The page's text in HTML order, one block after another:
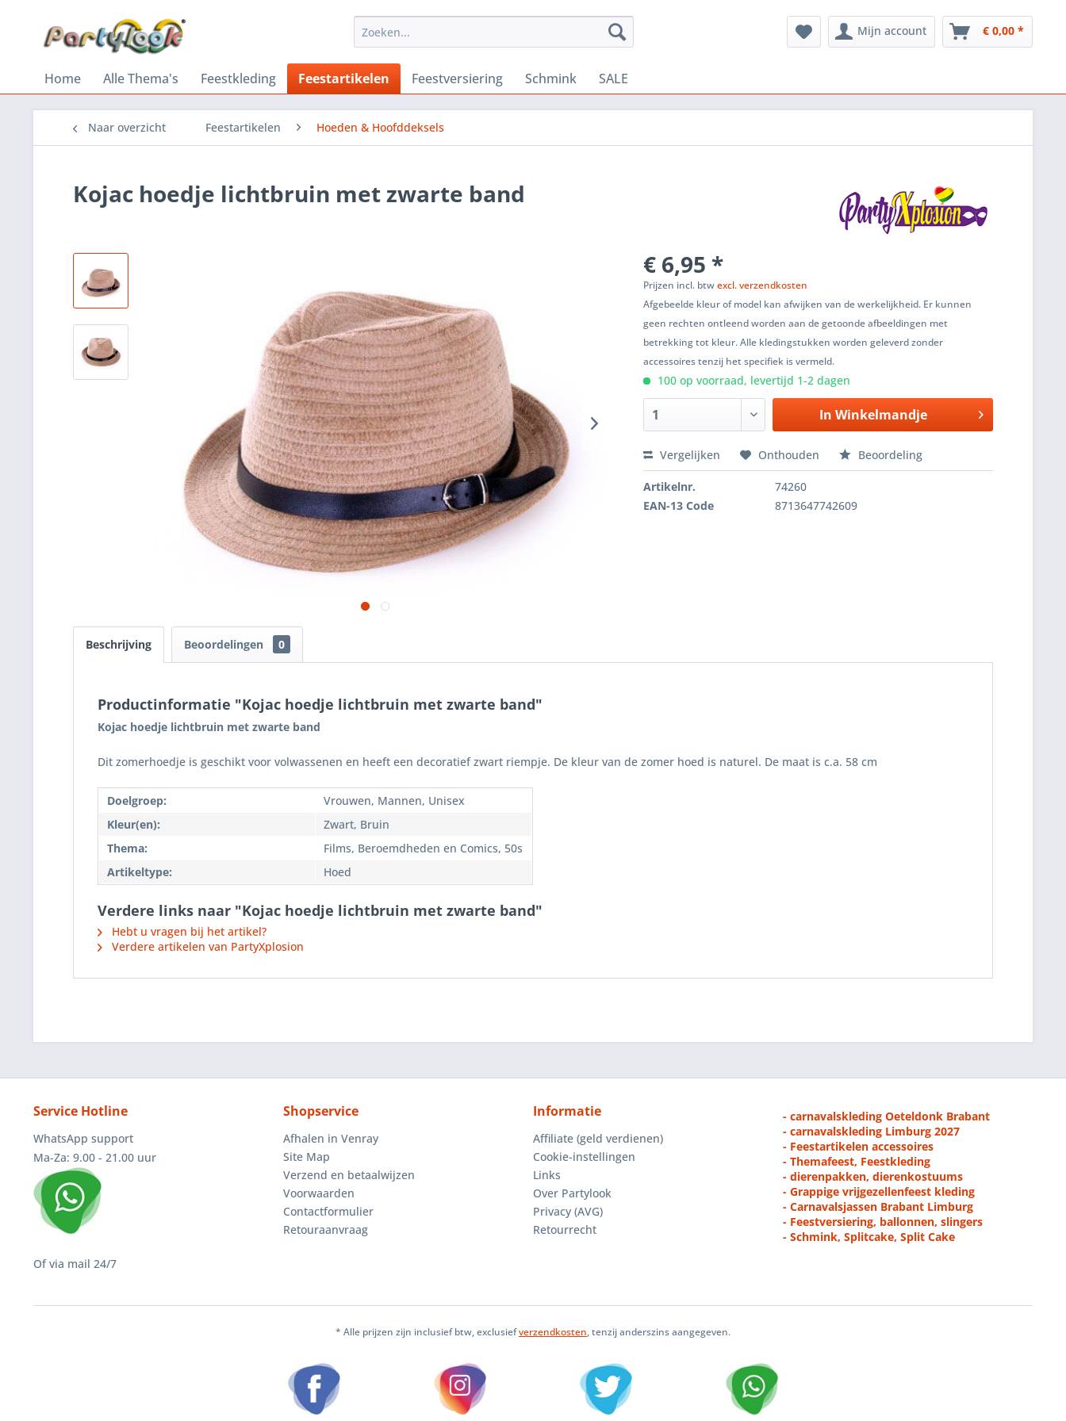
Mijn account € 0,00 *
Home Alle Thema's Feestkleding Feestartikelen Feestversiering Schmink SALE
Naar overzicht Feestartikelen Hoeden & Hoofddeksels
Kojac hoedje lichtbruin met zwarte band
€ 6,95 *
Prijzen incl. btwexcl. verzendkosten
Afgebeelde kleur of model kan afwijken van de werkelijkheid. Er kunnen
geen rechten ontleend worden aan de getoonde afbeeldingen met
betrekking tot kleur. Alle kledingstukken worden geleverd zonder
accessoires tenzij het specifiek is vermeld.
100 op voorraad, levertijd 1-2 dagen
In Winkelmandje
Vergelijken Onthouden Beoordeling
Artikelnr.
74260
EAN-13 Code
8713647742609
Beschrijving Beoordelingen 0
Productinformatie "Kojac hoedje lichtbruin met zwarte band"
Kojac hoedje lichtbruin met zwarte band
Dit zomerhoedje is geschikt voor volwassenen en heeft een decoratief zwart riempje. De kleur van de zomer hoed is naturel. De maat is c.a. 58 cm
Doelgroep:
Vrouwen, Mannen, Unisex
Kleur(en):
Zwart, Bruin
Thema:
Films, Beroemdheden en Comics, 50s
Artikeltype:
Hoed
Verdere links naar "Kojac hoedje lichtbruin met zwarte band"
Hebt u vragen bij het artikel?
Verdere artikelen van PartyXplosion
Service Hotline
WhatsApp support
Ma-Za: 9.00 - 21.00 uur
Of via mail 24/7
Shopservice
Afhalen in Venray
Site Map
Verzend en betaalwijzen
Voorwaarden
Contactformulier
Retouraanvraag
Informatie
Affiliate (geld verdienen)
Cookie-instellingen
Links
Over Partylook
Privacy (AVG)
Retourrecht
- carnavalskleding Oeteldonk Brabant
- carnavalskleding Limburg 2027
- Feestartikelen accessoires
- Themafeest, Feestkleding
- dierenpakken, dierenkostuums
- Grappige vrijgezellenfeest kleding
- Carnavalsjassen Brabant Limburg
- Feestversiering, ballonnen, slingers
- Schmink, Splitcake, Split Cake
* Alle prijzen zijn inclusief btw, exclusiefverzendkosten, tenzij anderszins aangegeven.